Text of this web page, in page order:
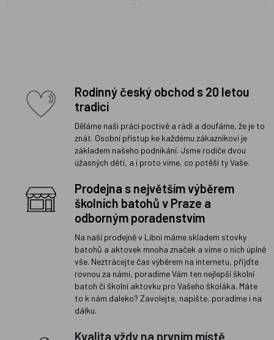
Rodinný český obchod s 20 letou
tradicí
Děláme naši práci poctivě a rádi a doufáme, že je to
znát. Osobní přístup ke každému zákazníkovi je
základem našeho podnikání. Jsme rodiče dvou
úžasných dětí, a i proto víme, co potěší ty Vaše.
Prodejna s největším výběrem
školních batohů v Praze a
odborným poradenstvím
Na naší prodejně v Libni máme skladem stovky
batohů a aktovek mnoha značek a víme o nich úplně
vše. Neztrácejte čas výběrem na internetu, přijďte
rovnou za námi, poradíme Vám ten nejlepší školní
batoh či školní aktovku pro Vašeho školáka. Máte
to k nám daleko? Zavolejte, napište, poradíme i na
dálku.
Kvalita vždy na prvním místě